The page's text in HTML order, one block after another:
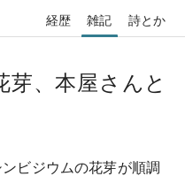
経歴 雑記 詩とか
、本屋さんと
ビジウムの花芽が順調